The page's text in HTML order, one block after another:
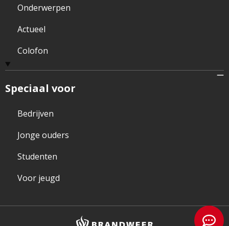
Onderwerpen
Actueel
Colofon
Speciaal voor
Bedrijven
Jonge ouders
Studenten
Voor jeugd
Brandweer